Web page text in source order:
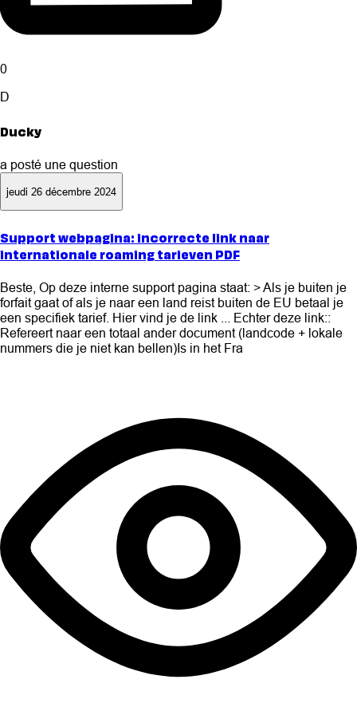
0
D
Ducky
a posté une question
jeudi 26 décembre 2024
Support webpagina: incorrecte link naar
internationale roaming tarieven PDF
Beste, Op deze interne support pagina staat: > Als je buiten je
forfait gaat of als je naar een land reist buiten de EU betaal je
een specifiek tarief. Hier vind je de link ... Echter deze link::
Refereert naar een totaal ander document (landcode + lokale
nummers die je niet kan bellen)Is in het Fra